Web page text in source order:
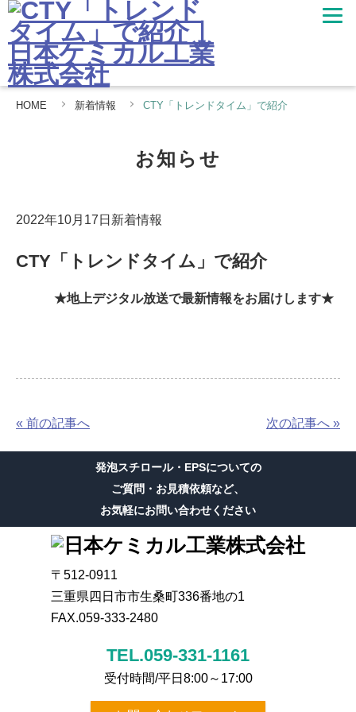
HOME 新着情報 CTY「トレンドタイム」で紹介
お知らせ
2022年10月17日 新着情報
CTY「トレンドタイム」で紹介
★地上デジタル放送で最新情報をお届けします★
« 前の記事へ 次の記事へ »
発泡スチロール・EPSについての
ご質問・お見積依頼など、
お気軽にお問い合わせください
〒512-0911
三重県四日市市生桑町336番地の1
FAX.059-333-2480
TEL.059-331-1161
受付時間/平日8:00～17:00